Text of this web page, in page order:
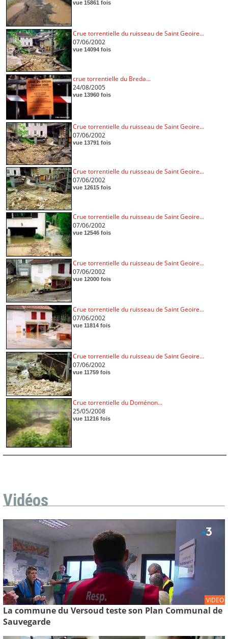
vue 15861 fois
Crue torrentielle du ruisseau de Saint Geoire...
07/06/2002
vue 14094 fois
crue torrentielle du Breda...
24/08/2005
vue 13960 fois
Crue torrentielle du ruisseau de Saint Geoire...
07/06/2002
vue 13791 fois
Crue torrentielle du ruisseau de Saint Geoire...
07/06/2002
vue 12615 fois
Crue torrentielle du ruisseau de Saint Geoire...
07/06/2002
vue 12546 fois
Crue torrentielle du ruisseau de Saint Geoire...
07/06/2002
vue 12000 fois
Crue torrentielle du ruisseau de Saint Geoire...
07/06/2002
vue 11814 fois
Crue torrentielle du ruisseau de Saint Geoire...
07/06/2002
vue 11759 fois
Crue torrentielle du Doménon...
25/05/2008
vue 11216 fois
Vidéos
VIDEO
La commune du Versoud teste son Plan Communal de
Sauvegarde